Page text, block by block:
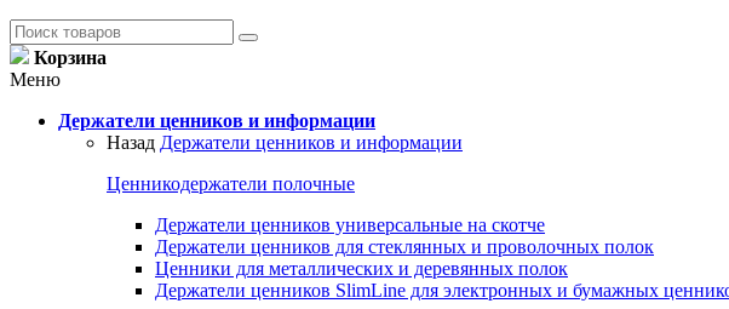
Корзина
Меню
Держатели ценников и информации
Назад Держатели ценников и информации
Ценникодержатели полочные
Держатели ценников универсальные на скотче
Держатели ценников для стеклянных и проволочных полок
Ценники для металлических и деревянных полок
Держатели ценников SlimLine для электронных и бумажных